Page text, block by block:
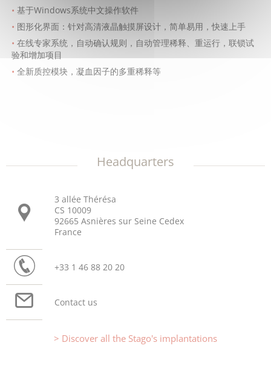
基于Windows系统中文操作软件
图形化界面：针对高清液晶触摸屏设计，简单易用，快速上手
在线专家系统，自动确认规则，自动管理稀释、重运行，联锁试
验和增加项目
全新质控模块，凝血因子的多重稀释等
Headquarters
3 allée Thérésa
CS 10009
92665 Asnières sur Seine Cedex
France
+33 1 46 88 20 20
Contact us
Discover all the Stago's implantations